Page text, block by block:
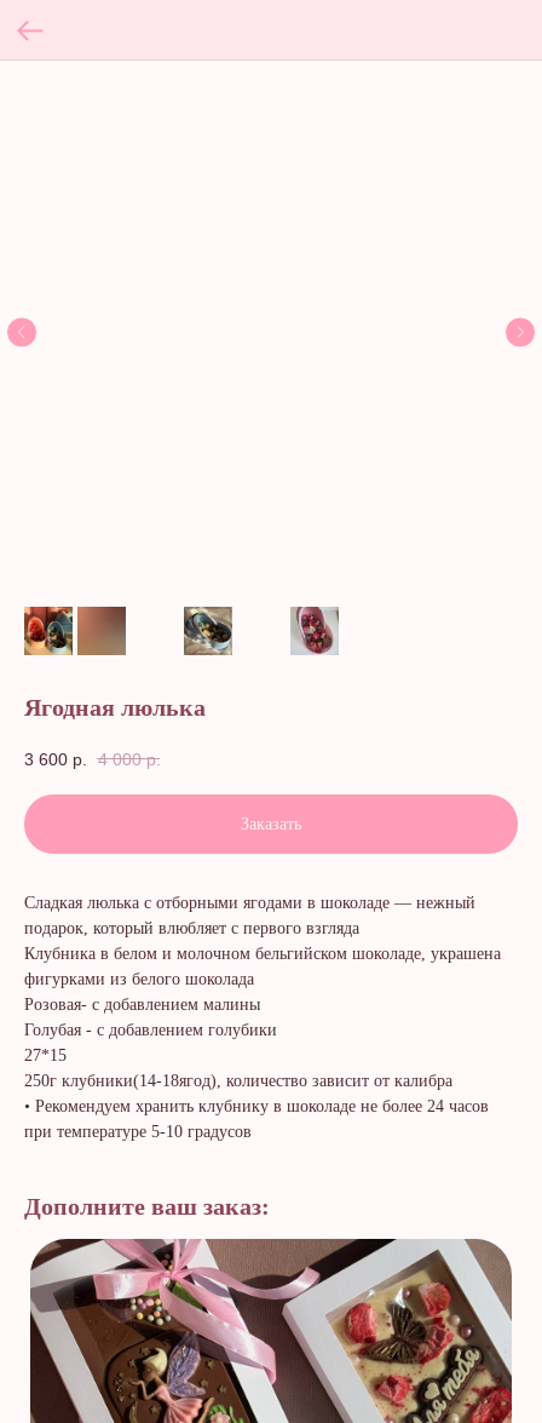
Ягодная люлька
3 600 р. 4 000 р.
Заказать
Сладкая люлька с отборными ягодами в шоколаде — нежный
подарок, который влюбляет с первого взгляда
Клубника в белом и молочном бельгийском шоколаде, украшена
фигурками из белого шоколада
Розовая- с добавлением малины
Голубая - с добавлением голубики
27*15
250г клубники(14-18ягод), количество зависит от калибра
• Рекомендуем хранить клубнику в шоколаде не более 24 часов
при температуре 5-10 градусов
Дополните ваш заказ: